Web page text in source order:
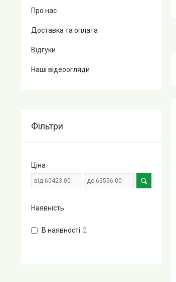
Про нас
Доставка та оплата
Відгуки
Наші відеоогляди
Фільтри
Ціна
Наявність
В наявності 2